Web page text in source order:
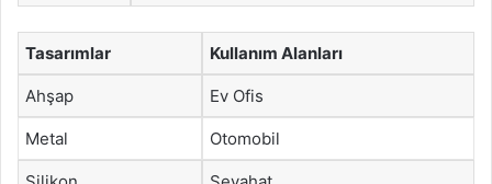
Tasarımlar Kullanım Alanları
Ahşap Ev Ofis
Metal Otomobil